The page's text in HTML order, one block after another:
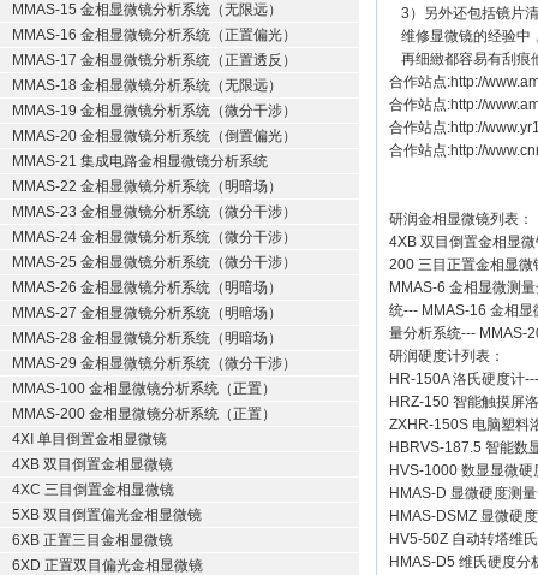
MMAS-15 金相显微镜分析系统（无限远）
MMAS-16 金相显微镜分析系统（正置偏光）
MMAS-17 金相显微镜分析系统（正置透反）
MMAS-18 金相显微镜分析系统（无限远）
MMAS-19 金相显微镜分析系统（微分干涉）
MMAS-20 金相显微镜分析系统（倒置偏光）
MMAS-21 集成电路金相显微镜分析系统
MMAS-22 金相显微镜分析系统（明暗场）
MMAS-23 金相显微镜分析系统（微分干涉）
MMAS-24 金相显微镜分析系统（微分干涉）
MMAS-25 金相显微镜分析系统（微分干涉）
MMAS-26 金相显微镜分析系统（明暗场）
MMAS-27 金相显微镜分析系统（明暗场）
MMAS-28 金相显微镜分析系统（明暗场）
MMAS-29 金相显微镜分析系统（微分干涉）
MMAS-100 金相显微镜分析系统（正置）
MMAS-200 金相显微镜分析系统（正置）
4XI 单目倒置金相显微镜
4XB 双目倒置金相显微镜
4XC 三目倒置金相显微镜
5XB 双目倒置偏光金相显微镜
6XB 正置三目金相显微镜
6XD 正置双目偏光金相显微镜
3）另外还包括镜片
维修显微镜的经验中
再细緻都容易有刮痕
合作站点:http://
合作站点:http://
合作站点:http://
合作站点:http://
研润金相显微镜列表：
4XB 双目倒置金相显
200 三目正置金相显微
MMAS-6 金相显微测
统--- MMAS-16 金相显
量分析系统--- MMAS-
研润硬度计列表：
HR-150A 洛氏硬度计
HRZ-150 智能触摸屏
ZXHR-150S 电脑塑料
HBRVS-187.5 智能数
HVS-1000 数显显微硬
HMAS-D 显微硬度测
HMAS-DSMZ 显微硬
HV5-50Z 自动转塔维
HMAS-D5 维氏硬度分